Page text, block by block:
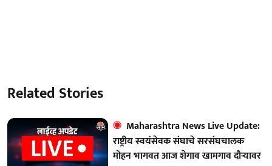
Related Stories
Maharashtra News Live Update:
राष्ट्रीय स्वयंसेवक संघाचे सरसंघचालक
मोहन भागवत आज शेगाव खामगाव दौऱ्यावर